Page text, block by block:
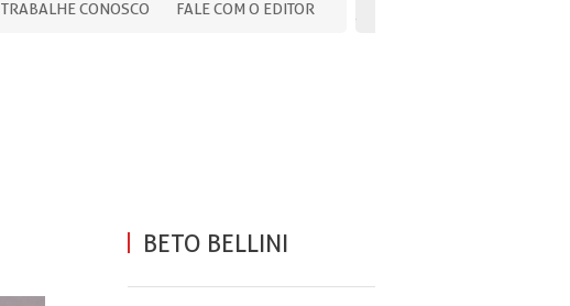
TRABALHE CONOSCO FALE COM O EDITOR
BETO BELLINI